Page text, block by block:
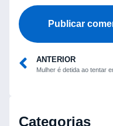
ANTERIOR
Categorias